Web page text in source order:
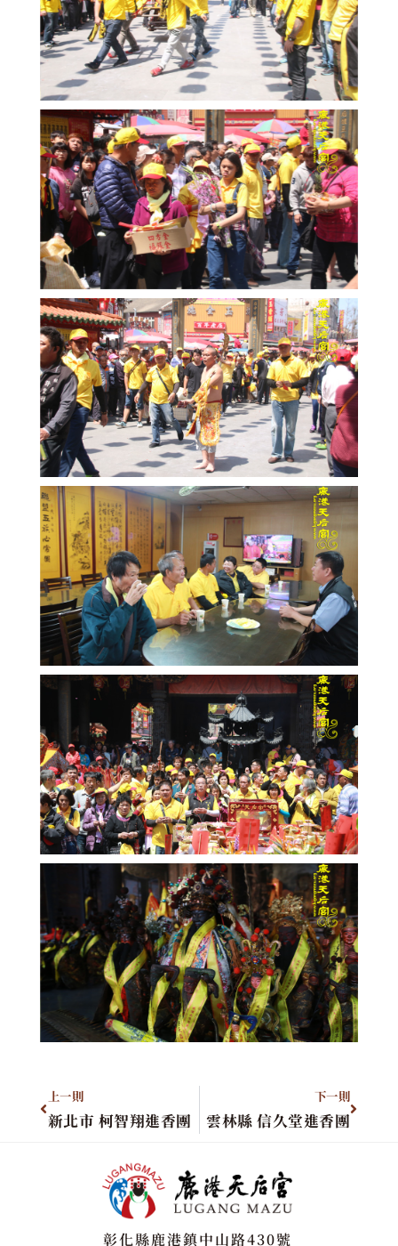
上一則
新北市 柯智翔進香團
下一則
雲林縣 信久堂進香團
彰化縣鹿港鎮中山路430號